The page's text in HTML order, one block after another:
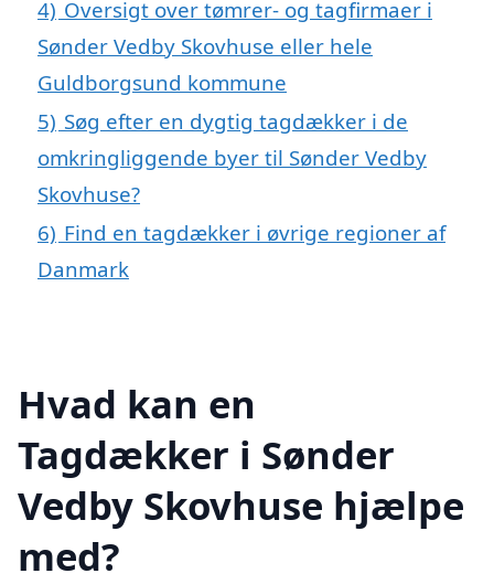
4) Oversigt over tømrer- og tagfirmaer i
Sønder Vedby Skovhuse eller hele
Guldborgsund kommune
5) Søg efter en dygtig tagdækker i de
omkringliggende byer til Sønder Vedby
Skovhuse?
6) Find en tagdækker i øvrige regioner af
Danmark
Hvad kan en
Tagdækker i Sønder
Vedby Skovhuse hjælpe
med?